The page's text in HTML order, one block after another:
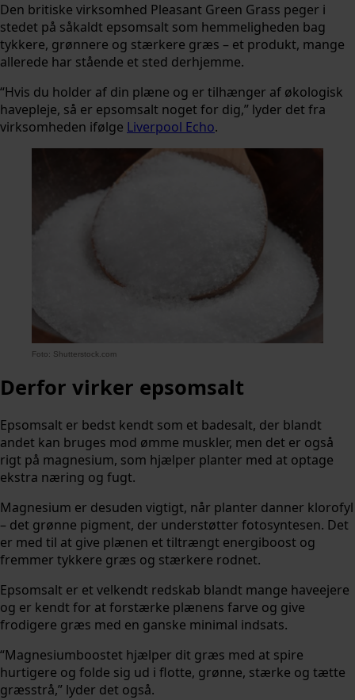
Den britiske virksomhed Pleasant Green Grass peger i
stedet på såkaldt epsomsalt som hemmeligheden bag
tykkere, grønnere og stærkere græs – et produkt, mange
allerede har stående et sted derhjemme.
“Hvis du holder af din plæne og er tilhænger af økologisk
havepleje, så er epsomsalt noget for dig,” lyder det fra
virksomheden ifølge Liverpool Echo.
Foto: Shutterstock.com
Derfor virker epsomsalt
Epsomsalt er bedst kendt som et badesalt, der blandt
andet kan bruges mod ømme muskler, men det er også
rigt på magnesium, som hjælper planter med at optage
ekstra næring og fugt.
Magnesium er desuden vigtigt, når planter danner klorofyl
– det grønne pigment, der understøtter fotosyntesen. Det
er med til at give plænen et tiltrængt energiboost og
fremmer tykkere græs og stærkere rodnet.
Epsomsalt er et velkendt redskab blandt mange haveejere
og er kendt for at forstærke plænens farve og give
frodigere græs med en ganske minimal indsats.
“Magnesiumboostet hjælper dit græs med at spire
hurtigere og folde sig ud i flotte, grønne, stærke og tætte
græsstrå,” lyder det også.